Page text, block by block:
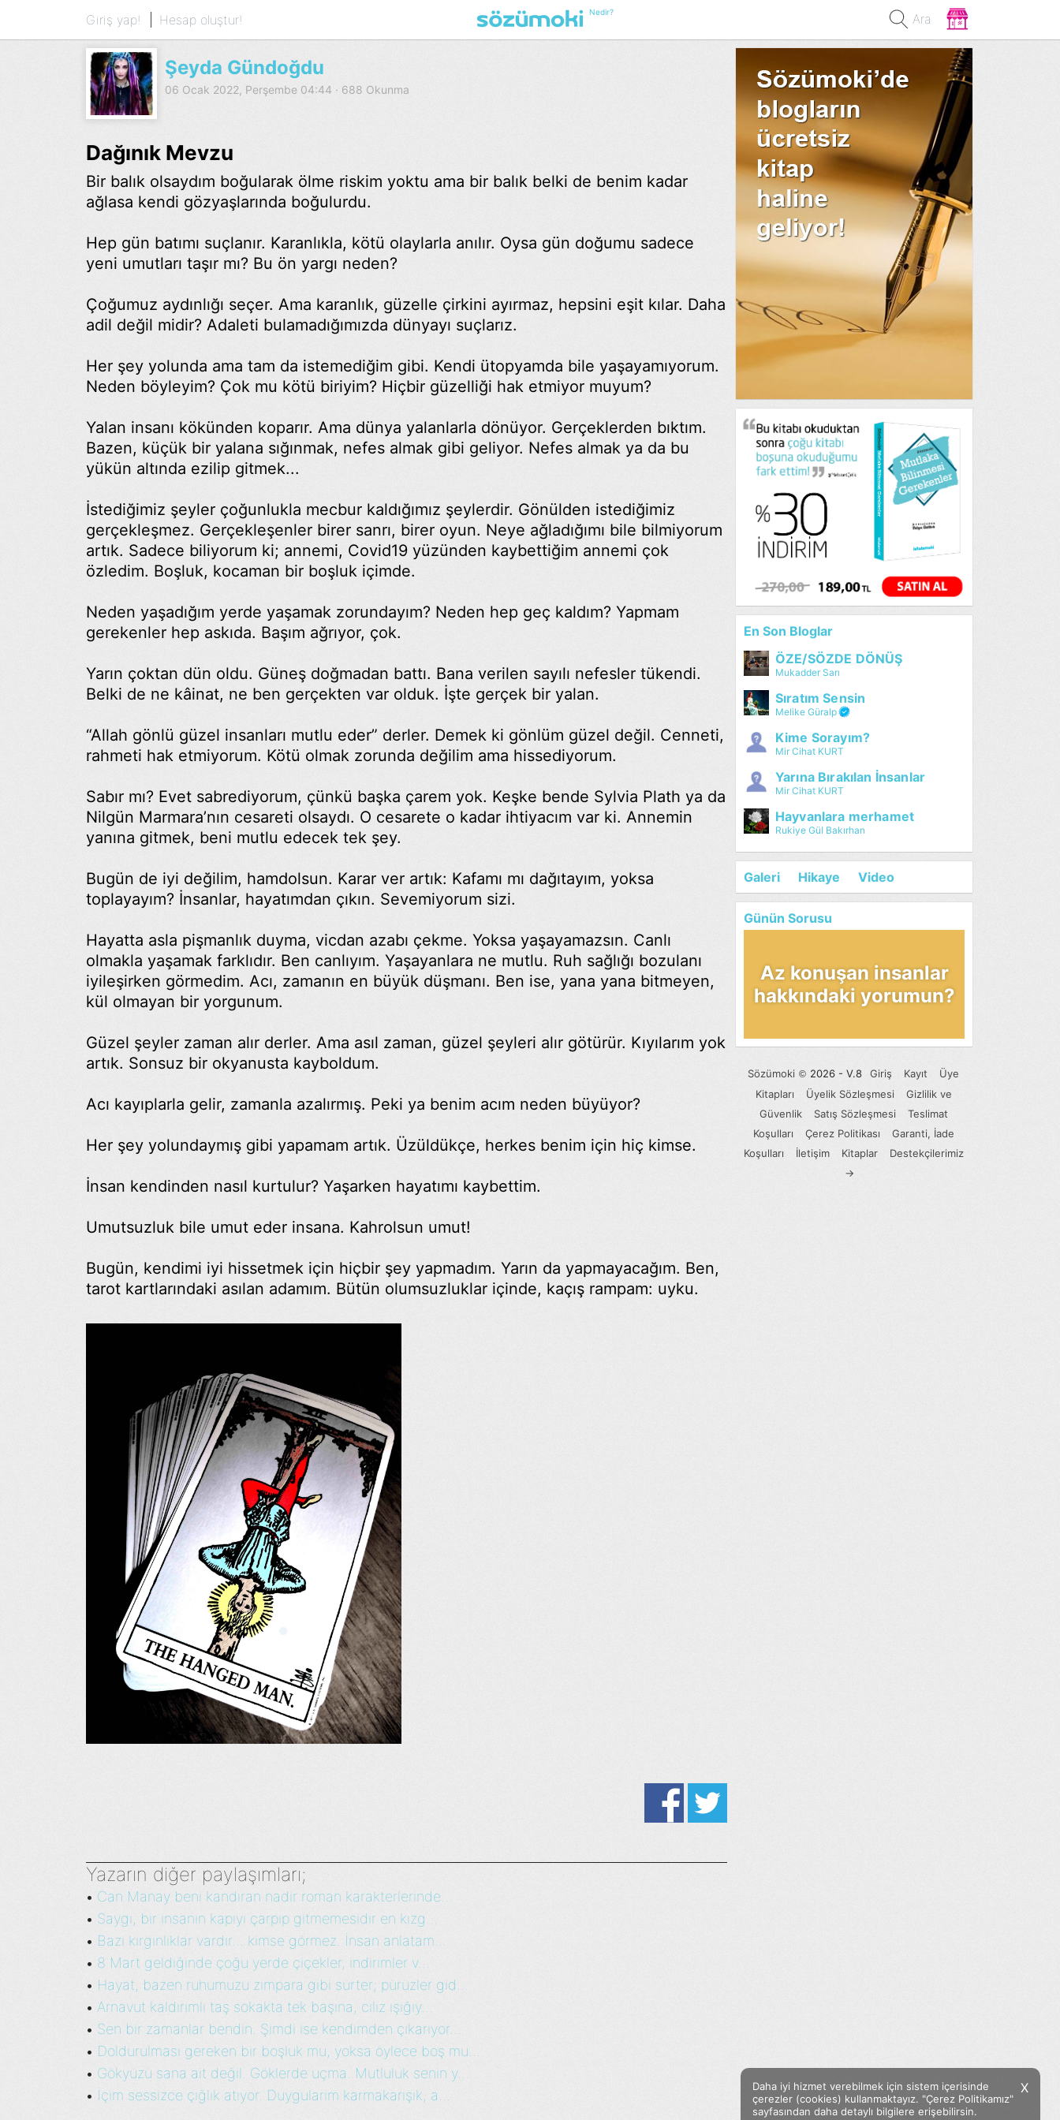
Giriş yap! Hesap oluştur! Nedir? Ara
Şeyda Gündoğdu
06 Ocak 2022, Perşembe 04:44 · 688 Okunma
Dağınık Mevzu
Bir balık olsaydım boğularak ölme riskim yoktu ama bir balık belki de benim kadar
ağlasa kendi gözyaşlarında boğulurdu.
Hep gün batımı suçlanır. Karanlıkla, kötü olaylarla anılır. Oysa gün doğumu sadece
yeni umutları taşır mı? Bu ön yargı neden?
Çoğumuz aydınlığı seçer. Ama karanlık, güzelle çirkini ayırmaz, hepsini eşit kılar. Daha
adil değil midir? Adaleti bulamadığımızda dünyayı suçlarız.
Her şey yolunda ama tam da istemediğim gibi. Kendi ütopyamda bile yaşayamıyorum.
Neden böyleyim? Çok mu kötü biriyim? Hiçbir güzelliği hak etmiyor muyum?
Yalan insanı kökünden koparır. Ama dünya yalanlarla dönüyor. Gerçeklerden bıktım.
Bazen, küçük bir yalana sığınmak, nefes almak gibi geliyor. Nefes almak ya da bu
yükün altında ezilip gitmek...
İstediğimiz şeyler çoğunlukla mecbur kaldığımız şeylerdir. Gönülden istediğimiz
gerçekleşmez. Gerçekleşenler birer sanrı, birer oyun. Neye ağladığımı bile bilmiyorum
artık. Sadece biliyorum ki; annemi, Covid19 yüzünden kaybettiğim annemi çok
özledim. Boşluk, kocaman bir boşluk içimde.
Neden yaşadığım yerde yaşamak zorundayım? Neden hep geç kaldım? Yapmam
gerekenler hep askıda. Başım ağrıyor, çok.
Yarın çoktan dün oldu. Güneş doğmadan battı. Bana verilen sayılı nefesler tükendi.
Belki de ne kâinat, ne ben gerçekten var olduk. İşte gerçek bir yalan.
“Allah gönlü güzel insanları mutlu eder” derler. Demek ki gönlüm güzel değil. Cenneti,
rahmeti hak etmiyorum. Kötü olmak zorunda değilim ama hissediyorum.
Sabır mı? Evet sabrediyorum, çünkü başka çarem yok. Keşke bende Sylvia Plath ya da
Nilgün Marmara’nın cesareti olsaydı. O cesarete o kadar ihtiyacım var ki. Annemin
yanına gitmek, beni mutlu edecek tek şey.
Bugün de iyi değilim, hamdolsun. Karar ver artık: Kafamı mı dağıtayım, yoksa
toplayayım? İnsanlar, hayatımdan çıkın. Sevemiyorum sizi.
Hayatta asla pişmanlık duyma, vicdan azabı çekme. Yoksa yaşayamazsın. Canlı
olmakla yaşamak farklıdır. Ben canlıyım. Yaşayanlara ne mutlu. Ruh sağlığı bozulanı
iyileşirken görmedim. Acı, zamanın en büyük düşmanı. Ben ise, yana yana bitmeyen,
kül olmayan bir yorgunum.
Güzel şeyler zaman alır derler. Ama asıl zaman, güzel şeyleri alır götürür. Kıyılarım yok
artık. Sonsuz bir okyanusta kayboldum.
Acı kayıplarla gelir, zamanla azalırmış. Peki ya benim acım neden büyüyor?
Her şey yolundaymış gibi yapamam artık. Üzüldükçe, herkes benim için hiç kimse.
İnsan kendinden nasıl kurtulur? Yaşarken hayatımı kaybettim.
Umutsuzluk bile umut eder insana. Kahrolsun umut!
Bugün, kendimi iyi hissetmek için hiçbir şey yapmadım. Yarın da yapmayacağım. Ben,
tarot kartlarındaki asılan adamım. Bütün olumsuzluklar içinde, kaçış rampam: uyku.
Yazarın diğer paylaşımları;
• Can Manay beni kandıran nadir roman karakterlerinde...
• Saygı, bir insanın kapıyı çarpıp gitmemesidir en kızg...
• Bazı kırgınlıklar vardır… kimse görmez. İnsan anlatam...
• 8 Mart geldiğinde çoğu yerde çiçekler, indirimler v...
• Hayat, bazen ruhumuzu zımpara gibi sürter; pürüzler gid...
• Arnavut kaldırımlı taş sokakta tek başına, cılız ışığıy...
• Sen bir zamanlar bendin. Şimdi ise kendimden çıkarıyor...
• Doldurulması gereken bir boşluk mu, yoksa öylece boş mu...
• Gökyüzü sana ait değil. Göklerde uçma. Mutluluk senin y...
• İçim sessizce çığlık atıyor. Duygularım karmakarışık, a...
En Son Bloglar
ÖZE/SÖZDE DÖNÜŞ
Mukadder Sarı
Sıratım Sensin
Melike Güralp
Kime Sorayım?
Mir Cihat KURT
Yarına Bırakılan İnsanlar
Mir Cihat KURT
Hayvanlara merhamet
Rukiye Gül Bakırhan
Galeri Hikaye Video
Günün Sorusu
Az konuşan insanlar
hakkındaki yorumun?
Sözümoki © 2026 - V.8 Giriş Kayıt
Üye
Kitapları
Üyelik Sözleşmesi
Gizlilik ve
Güvenlik
Satış Sözleşmesi
Teslimat
Koşulları
Çerez Politikası
Garanti, İade
Koşulları
İletişim Kitaplar
Destekçilerimiz
→
X
Daha iyi hizmet verebilmek için sistem içerisinde
çerezler (cookies) kullanmaktayız. "Çerez Politikamız"
sayfasından daha detaylı bilgilere erişebilirsin.